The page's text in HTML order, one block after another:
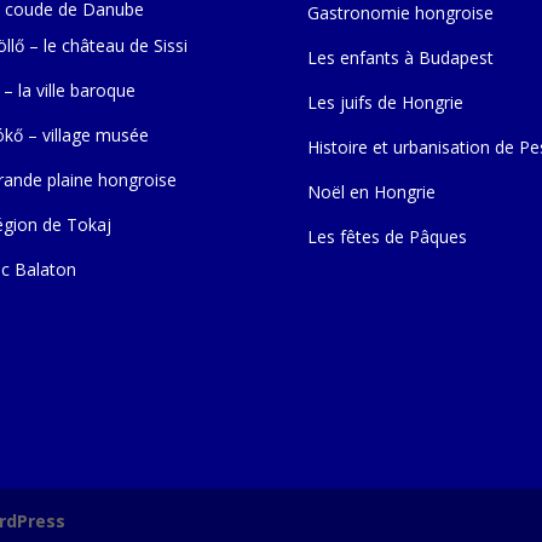
coude de Danube
– le château de Sissi
– la ville baroque
– village musée
plaine hongroise
de Tokaj
Balaton
Gastronomie hongroise
Les enfants à Budapest
Les juifs de Hongrie
Histoire et urbanisation de
Noël en Hongrie
Les fêtes de Pâques